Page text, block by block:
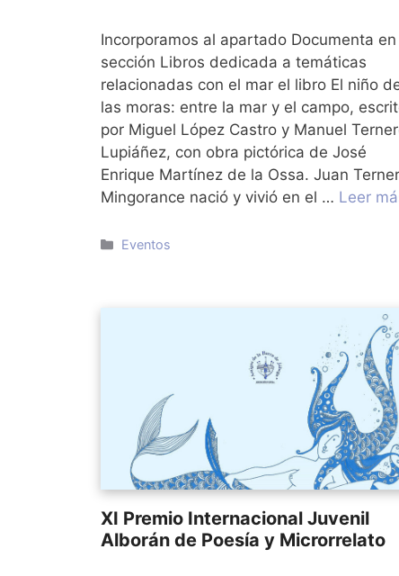
Incorporamos al apartado Documenta en
sección Libros dedicada a temáticas
relacionadas con el mar el libro El niño
las moras: entre la mar y el campo,
por Miguel López Castro y Manuel
Lupiáñez, con obra pictórica de José
Enrique Martínez de la Ossa. Juan
Mingorance nació y vivió en el … Leer
Categorías
Eventos
XI Premio Internacional Juvenil
Alborán de Poesía y Microrrelato